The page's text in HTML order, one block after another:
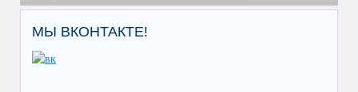
МЫ ВКОНТАКТЕ!